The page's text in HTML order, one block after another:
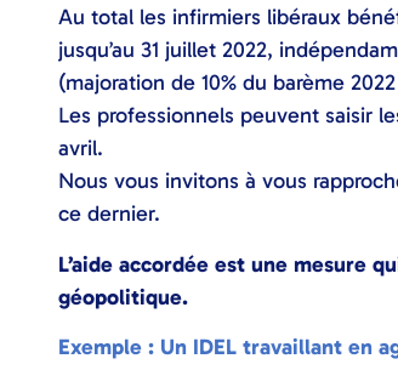
Au total les infirmiers libéraux
jusqu’au 31 juillet 2022,
(majoration de 10% du barème
Les professionnels peuvent saisir
avril.
Nous vous invitons à vous
ce dernier.
L’aide accordée est une mesure
géopolitique.
Exemple : Un IDEL travaillant en